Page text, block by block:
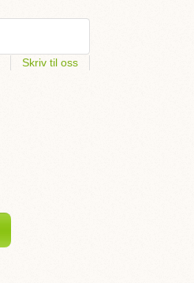
Skriv til oss